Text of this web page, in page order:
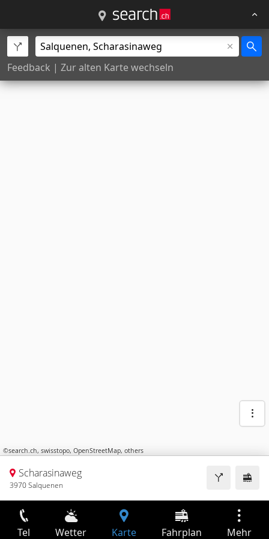
Feedback | Zur alten Karte wechseln
©search.ch, swisstopo, OpenStreetMap, others
Scharasinaweg
3970 Salquenen
Tel Wetter Karte Fahrplan Mehr